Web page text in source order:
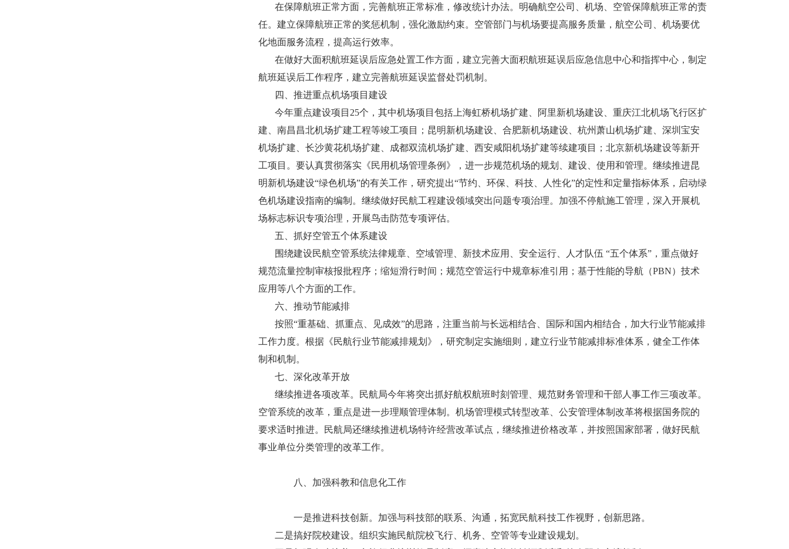
在保障航班正常方面，完善航班正常标准，修改统计办法。明确航空公司、机场、空管保障航班正常的责
任。建立保障航班正常的奖惩机制，强化激励约束。空管部门与机场要提高服务质量，航空公司、机场要优
化地面服务流程，提高运行效率。
在做好大面积航班延误后应急处置工作方面，建立完善大面积航班延误后应急信息中心和指挥中心，制定
航班延误后工作程序，建立完善航班延误监督处罚机制。
四、推进重点机场项目建设
今年重点建设项目25个，其中机场项目包括上海虹桥机场扩建、阿里新机场建设、重庆江北机场飞行区扩
建、南昌昌北机场扩建工程等竣工项目；昆明新机场建设、合肥新机场建设、杭州萧山机场扩建、深圳宝安
机场扩建、长沙黄花机场扩建、成都双流机场扩建、西安咸阳机场扩建等续建项目；北京新机场建设等新开
工项目。要认真贯彻落实《民用机场管理条例》，进一步规范机场的规划、建设、使用和管理。继续推进昆
明新机场建设“绿色机场”的有关工作，研究提出“节约、环保、科技、人性化”的定性和定量指标体系，启动绿
色机场建设指南的编制。继续做好民航工程建设领域突出问题专项治理。加强不停航施工管理，深入开展机
场标志标识专项治理，开展鸟击防范专项评估。
五、抓好空管五个体系建设
围绕建设民航空管系统法律规章、空域管理、新技术应用、安全运行、人才队伍 “五个体系”，重点做好
规范流量控制审核报批程序；缩短滑行时间；规范空管运行中规章标准引用；基于性能的导航（PBN）技术
应用等八个方面的工作。
六、推动节能减排
按照“重基础、抓重点、见成效”的思路，注重当前与长远相结合、国际和国内相结合，加大行业节能减排
工作力度。根据《民航行业节能减排规划》，研究制定实施细则，建立行业节能减排标准体系，健全工作体
制和机制。
七、深化改革开放
继续推进各项改革。民航局今年将突出抓好航权航班时刻管理、规范财务管理和干部人事工作三项改革。
空管系统的改革，重点是进一步理顺管理体制。机场管理模式转型改革、公安管理体制改革将根据国务院的
要求适时推进。民航局还继续推进机场特许经营改革试点，继续推进价格改革，并按照国家部署，做好民航
事业单位分类管理的改革工作。
八、加强科教和信息化工作
一是推进科技创新。加强与科技部的联系、沟通，拓宽民航科技工作视野，创新思路。
二是搞好院校建设。组织实施民航院校飞行、机务、空管等专业建设规划。